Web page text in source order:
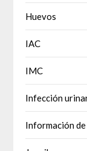
Huevos
IAC
IMC
Infección
Información